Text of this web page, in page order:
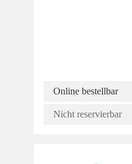
Online bestellbar
Nicht reservierbar